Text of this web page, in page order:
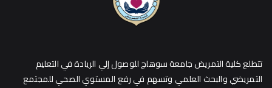
تتطلع كلية التمريض جامعة سوهاج للوصول إلي الريادة في التعليم
التمريضي والبحث العلمي وتسهم في رفع المستوي الصحي للمجتمع